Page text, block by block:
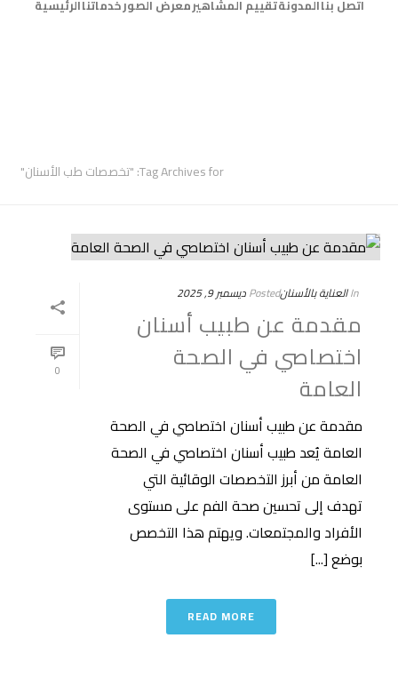
الرئيسيةخدماتنامعرض الصورتقييم المشاهيرالمدونةاتصل بنا
Tag Archives for: "تخصصات طب الأسنان"
0
Inالعناية بالأسنانPostedديسمبر 9, 2025
مقدمة عن طبيب أسنان
اختصاصي في الصحة
العامة
مقدمة عن طبيب أسنان اختصاصي في الصحة
العامة يُعد طبيب أسنان اختصاصي في الصحة
العامة من أبرز التخصصات الوقائية التي
تهدف إلى تحسين صحة الفم على مستوى
الأفراد والمجتمعات. ويهتم هذا التخصص
بوضع [...]
READ MORE